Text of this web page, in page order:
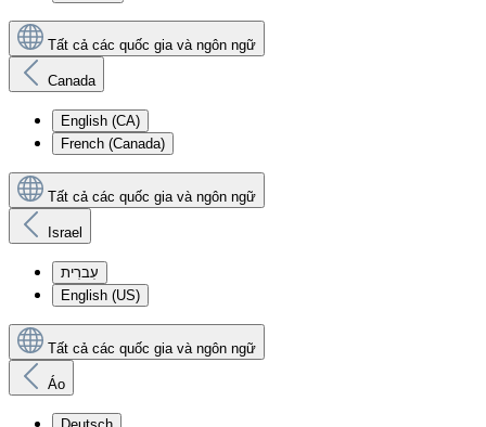
Tất cả các quốc gia và ngôn ngữ
Canada
English (CA)
French (Canada)
Tất cả các quốc gia và ngôn ngữ
Israel
עִברִית
English (US)
Tất cả các quốc gia và ngôn ngữ
Áo